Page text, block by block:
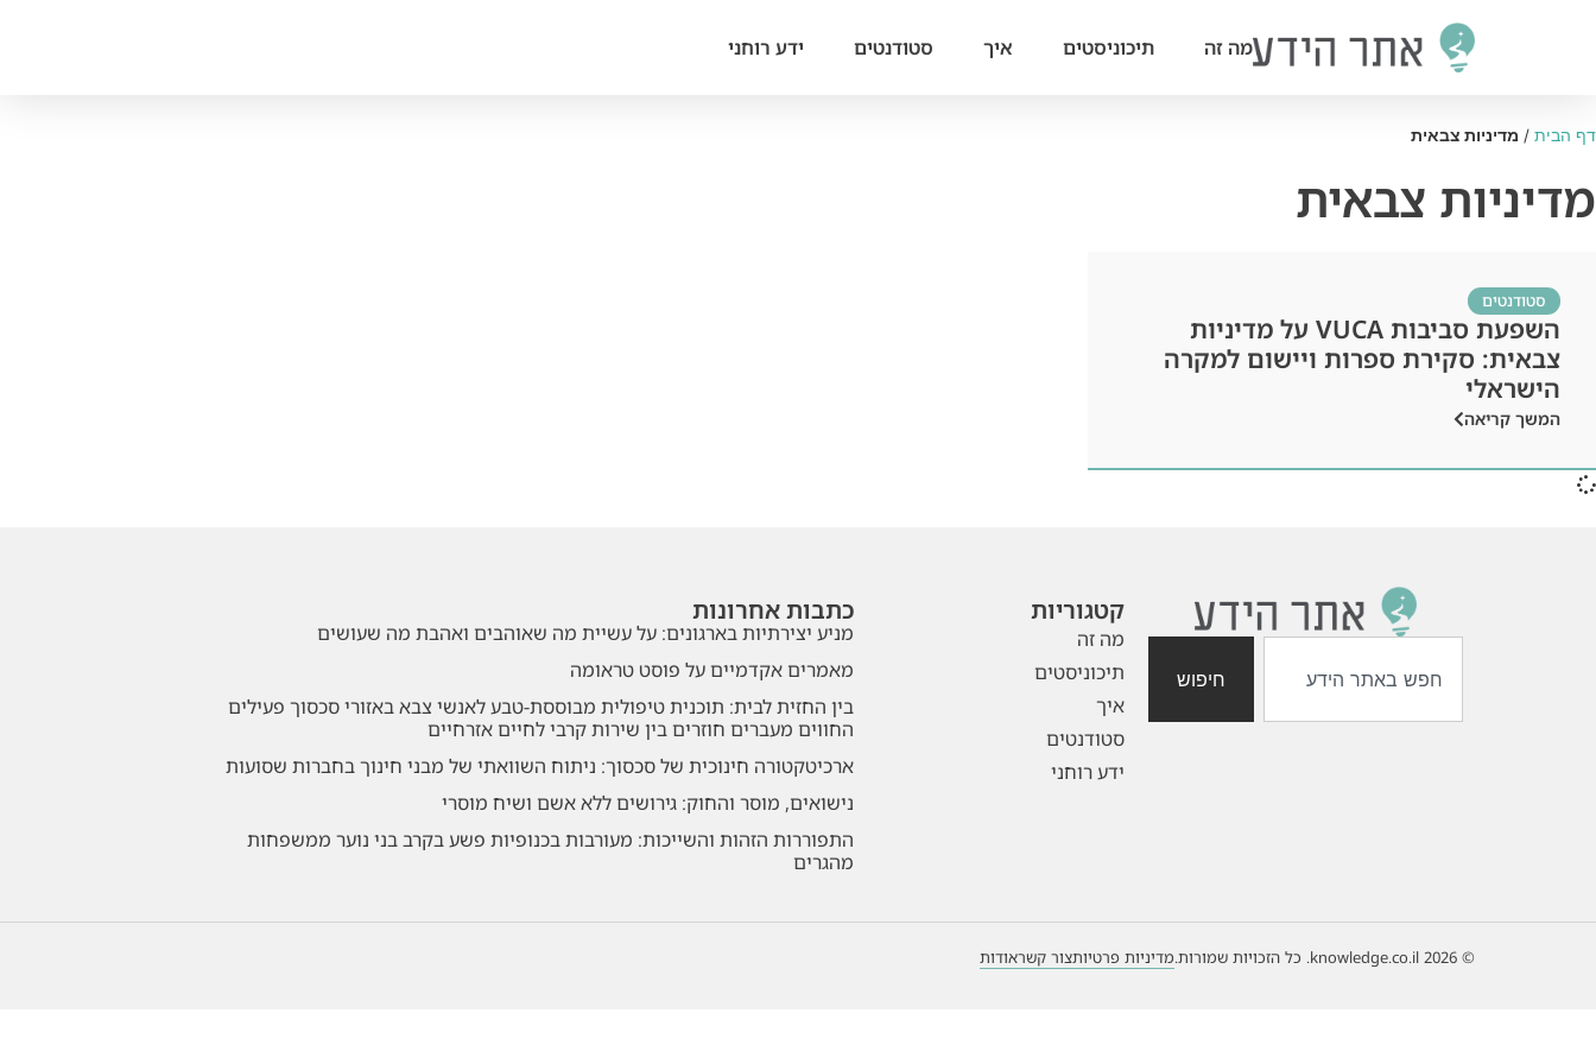
מה זה תיכוניסטים איך סטודנטים ידע רוחני
דף הבית / מדיניות צבאית
מדיניות צבאית
סטודנטים
השפעת סביבות VUCA על מדיניות
צבאית: סקירת ספרות ויישום למקרה
הישראלי
המשך קריאה
חיפוש
קטגוריות
מה זה
תיכוניסטים
איך
סטודנטים
ידע רוחני
כתבות אחרונות
מניע יצירתיות בארגונים: על עשיית מה שאוהבים ואהבת מה שעושים
מאמרים אקדמיים על פוסט טראומה
בין החזית לבית: תוכנית טיפולית מבוססת-טבע לאנשי צבא באזורי סכסוך פעילים
החווים מעברים חוזרים בין שירות קרבי לחיים אזרחיים
ארכיטקטורה חינוכית של סכסוך: ניתוח השוואתי של מבני חינוך בחברות שסועות
נישואים, מוסר והחוק: גירושים ללא אשם ושיח מוסרי
התפוררות הזהות והשייכות: מעורבות בכנופיות פשע בקרב בני נוער ממשפחות
מהגרים
© 2026 knowledge.co.il. כל הזכויות שמורות. מדיניות פרטיותצור קשראודות